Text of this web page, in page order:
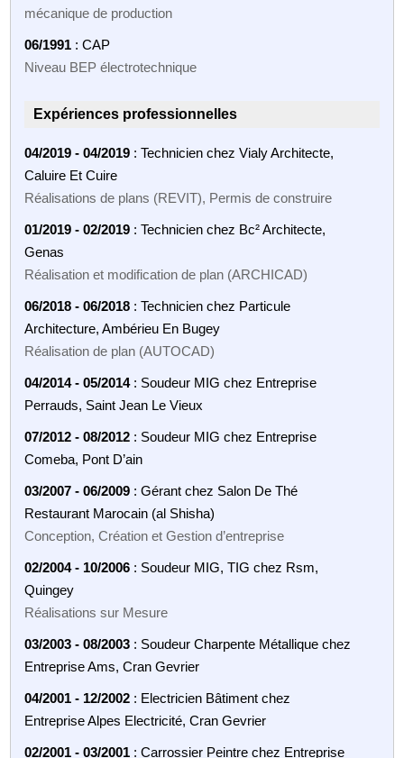
mécanique de production
06/1991 : CAP
Niveau BEP électrotechnique
Expériences professionnelles
04/2019 - 04/2019 : Technicien chez Vialy Architecte,
Caluire Et Cuire
Réalisations de plans (REVIT), Permis de construire
01/2019 - 02/2019 : Technicien chez Bc² Architecte,
Genas
Réalisation et modification de plan (ARCHICAD)
06/2018 - 06/2018 : Technicien chez Particule
Architecture, Ambérieu En Bugey
Réalisation de plan (AUTOCAD)
04/2014 - 05/2014: Soudeur MIG chez Entreprise
Perrauds, Saint Jean Le Vieux
07/2012 - 08/2012 : Soudeur MIG chez Entreprise
Comeba, Pont D’ain
03/2007 - 06/2009 : Gérant chez Salon De Thé
Restaurant Marocain (al Shisha)
Conception, Création et Gestion d’entreprise
02/2004 - 10/2006 : Soudeur MIG, TIG chez Rsm,
Quingey
Réalisations sur Mesure
03/2003 - 08/2003 : Soudeur Charpente Métallique chez
Entreprise Ams, Cran Gevrier
04/2001 - 12/2002 : Electricien Bâtiment chez
Entreprise Alpes Electricité, Cran Gevrier
02/2001 - 03/2001 : Carrossier Peintre chez Entreprise